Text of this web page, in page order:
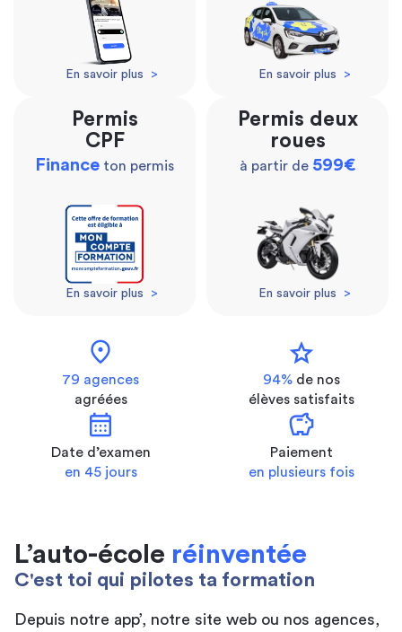
En savoir plus > En savoir plus >
Permis
CPF
Finance ton permis
En savoir plus >
Permis deux
roues
à partir de 599€
En savoir plus >
location_on
79 agences
agréées
star
94% de nos
élèves satisfaits
calendar_month
Date d’examen
en 45 jours
savings
Paiement
en plusieurs fois
L’auto-école réinventée
C'est toi qui pilotes ta formation
Depuis notre app’, notre site web ou nos agences,